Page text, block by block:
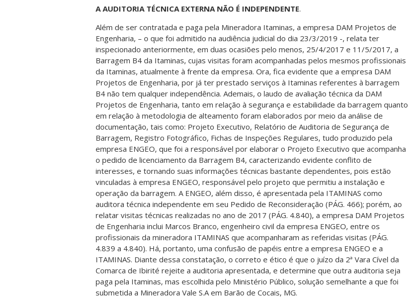
A AUDITORIA TÉCNICA EXTERNA NÃO É INDEPENDENTE.
Além de ser contratada e paga pela Mineradora Itaminas, a empresa DAM Projetos de
Engenharia, – o que foi admitido na audiência judicial do dia 23/3/2019 -, relata ter
inspecionado anteriormente, em duas ocasiões pelo menos, 25/4/2017 e 11/5/2017, a
Barragem B4 da Itaminas, cujas visitas foram acompanhadas pelos mesmos profissionais
da Itaminas, atualmente à frente da empresa. Ora, fica evidente que a empresa DAM
Projetos de Engenharia, por já ter prestado serviços à Itaminas referentes à barragem
B4 não tem qualquer independência. Ademais, o laudo de avaliação técnica da DAM
Projetos de Engenharia, tanto em relação à segurança e estabilidade da barragem quanto
em relação à metodologia de alteamento foram elaborados por meio da análise de
documentação, tais como: Projeto Executivo, Relatório de Auditoria de Segurança de
Barragem, Registro Fotográfico, Fichas de Inspeções Regulares, tudo produzido pela
empresa ENGEO, que foi a responsável por elaborar o Projeto Executivo que acompanha
o pedido de licenciamento da Barragem B4, caracterizando evidente conflito de
interesses, e tornando suas informações técnicas bastante dependentes, pois estão
vinculadas à empresa ENGEO, responsável pelo projeto que permitiu a instalação e
operação da barragem. A ENGEO, além disso, é apresentada pela ITAMINAS como
auditora técnica independente em seu Pedido de Reconsideração (PÁG. 466); porém, ao
relatar visitas técnicas realizadas no ano de 2017 (PÁG. 4.840), a empresa DAM Projetos
de Engenharia inclui Marcos Branco, engenheiro civil da empresa ENGEO, entre os
profissionais da mineradora ITAMINAS que acompanharam as referidas visitas (PÁG.
4.839 a 4.840). Há, portanto, uma confusão de papéis entre a empresa ENGEO e a
ITAMINAS. Diante dessa constatação, o correto e ético é que o juízo da 2ª Vara Cível da
Comarca de Ibirité rejeite a auditoria apresentada, e determine que outra auditoria seja
paga pela Itaminas, mas escolhida pelo Ministério Público, solução semelhante a que foi
submetida a Mineradora Vale S.A em Barão de Cocais, MG.